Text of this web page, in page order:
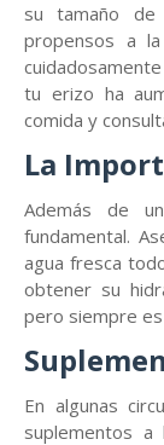
su tamaño de
propensos a
tu erizo ha
comida y
La
Además de
fundamental.
agua fresca
obtener su
pero siempre
En algunas
suplementos